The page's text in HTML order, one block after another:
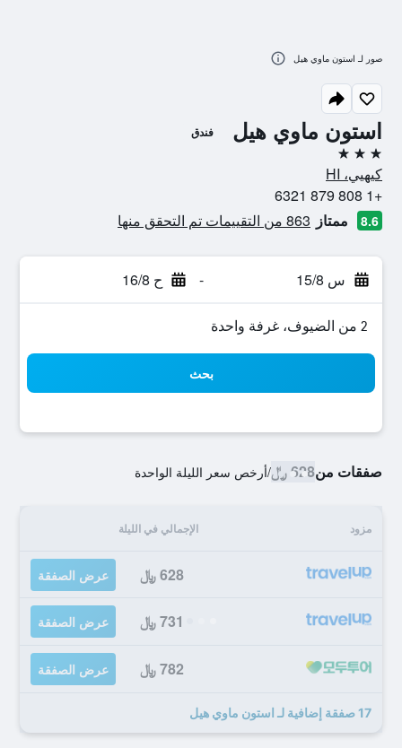
استون ماوي هيل فندق
3 نجوم
كيهيي، HI
+1 808 879 6321
8.6 ممتاز 863 من التقييمات تم التحقق منها
س 15/8 - ح 16/8
2 من الضيوف، غرفة واحدة
بحث
صفقات من628 ﷼ /أرخص سعر الليلة الواحدة
مزود الإجمالي في الليلة
628 ﷼ عرض الصفقة
731 ﷼ عرض الصفقة
782 ﷼ عرض الصفقة
17 صفقة إضافية لـ استون ماوي هيل
صور لـ استون ماوي هيل